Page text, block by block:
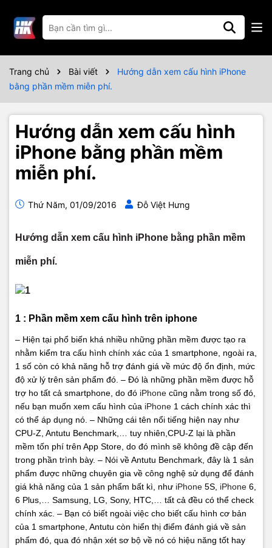
Trang chủ Bài viết
Hướng dẫn xem cấu hình iPhone
bằng phần mềm miễn phí.
Hướng dẫn xem cấu hình
iPhone bằng phần mềm
miễn phí.
Thứ Năm, 01/09/2016 Đỗ Việt Hưng
Hướng dẫn xem cấu hình iPhone bằng phần mềm
miễn phí.
1 : Phần mềm xem cấu hình trên iphone
– Hiện tại phổ biến khá nhiều những phần mềm được tạo ra
nhằm kiểm tra cấu hình chính xác của 1 smartphone, ngoài ra,
1 số còn có khả năng hỗ trợ đánh giá về mức độ ổn định, mức
độ xử lý trên sản phẩm đó. – Đó là những phần mềm được hỗ
trợ ho tất cả smartphone, do đó iPhone cũng nằm trong số đó,
nếu bạn muốn xem cấu hình của iPhone 1 cách chính xác thì
có thể áp dụng nó. – Những cái tên nổi tiếng hiện nay như
CPU-Z, Antutu Benchmark,… tuy nhiên,CPU-Z lại là phần
mềm tốn phí trên App Store, do đó mình sẽ không đề cập đến
trong phần trình bày. – Nói về Antutu Benchmark, đây là 1 sản
phẩm được những chuyên gia về công nghệ sử dụng để đánh
giá khả năng của 1 sản phẩm bất kì, như iPhone 5S, iPhone 6,
6 Plus,… Samsung, LG, Sony, HTC,… tất cả đều có thể check
chính xác. – Bạn có biết ngoài việc cho biết cấu hình cơ bản
của 1 smartphone, Antutu còn hiển thị điểm đánh giá về sản
phẩm đó, qua đó nhận xét sơ bộ về nó có hiệu năng tốt hay